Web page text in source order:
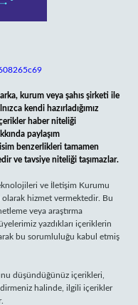
kurum veya şahıs şirketi ile
kendi hazırladığımız
haber niteliği
paylaşım
benzerlikleri tamamen
ve tavsiye niteliği taşımazlar.
ve İletişim Kurumu
olarak hizmet vermektedir. Bu
veya araştırma
yazdıkları içeriklerin
bu sorumluluğu kabul etmiş
düşündüğünüz içerikleri,
halinde, ilgili içerikler